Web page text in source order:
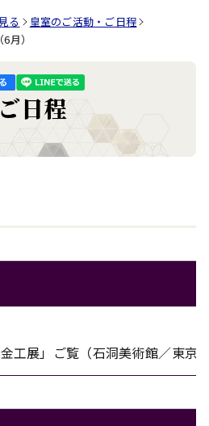
る
皇室のご活動・ご日程
月）
日程
工展」ご覧（石洞美術館／東京